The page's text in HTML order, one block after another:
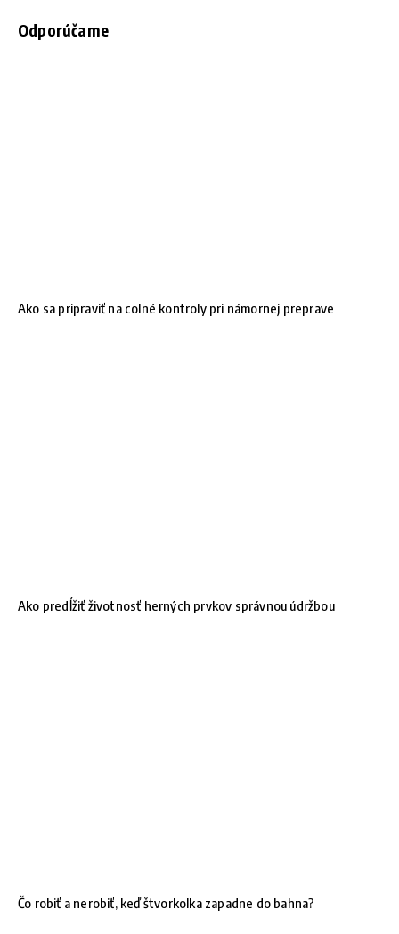
Odporúčame
Ako sa pripraviť na colné kontroly pri námornej preprave
Ako predĺžiť životnosť herných prvkov správnou údržbou
Čo robiť a nerobiť, keď štvorkolka zapadne do bahna?